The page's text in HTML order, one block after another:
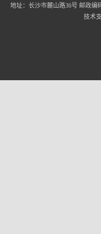
地址：长沙市麓山路36号 邮政编
技术